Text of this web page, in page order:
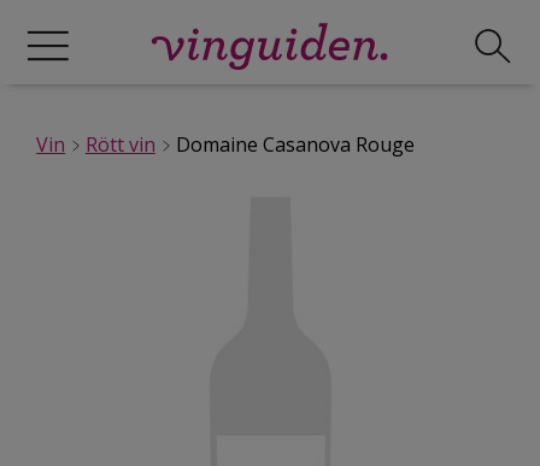
Vin Rött vin Domaine Casanova Rouge